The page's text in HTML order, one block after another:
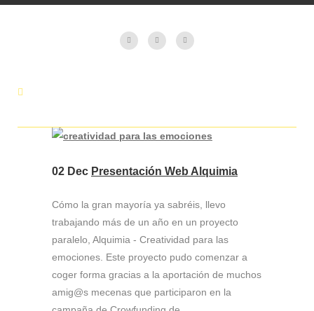
02 Dec Presentación Web Alquimia
Cómo la gran mayoría ya sabréis, llevo
trabajando más de un año en un proyecto
paralelo, Alquimia - Creatividad para las
emociones. Este proyecto pudo comenzar a
coger forma gracias a la aportación de muchos
amig@s mecenas que participaron en la